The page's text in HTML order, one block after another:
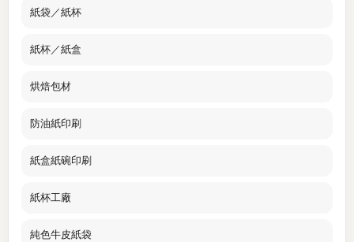
紙袋／紙杯
紙杯／紙盒
烘焙包材
防油紙印刷
紙盒紙碗印刷
紙杯工廠
純色牛皮紙袋